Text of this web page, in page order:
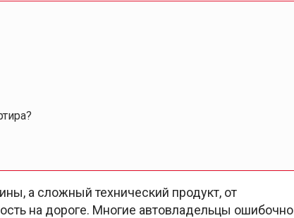
а сложный технический продукт, от
на дороге. Многие автовладельцы ошибочно